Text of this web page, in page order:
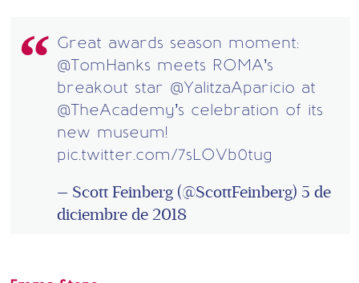
Great awards season moment:
@TomHanks meets ROMA’s
breakout star @YalitzaAparicio at
@TheAcademy’s celebration of its
new museum!
pic.twitter.com/7sLOVb0tug
— Scott Feinberg (@ScottFeinberg) 5 de
diciembre de 2018